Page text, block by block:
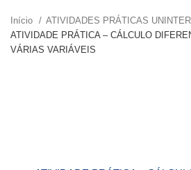
Início
ATIVIDADES PRÁTICAS UNINTER
ATIVIDADE PRÁTICA – CÁLCULO
VÁRIAS VARIÁVEIS